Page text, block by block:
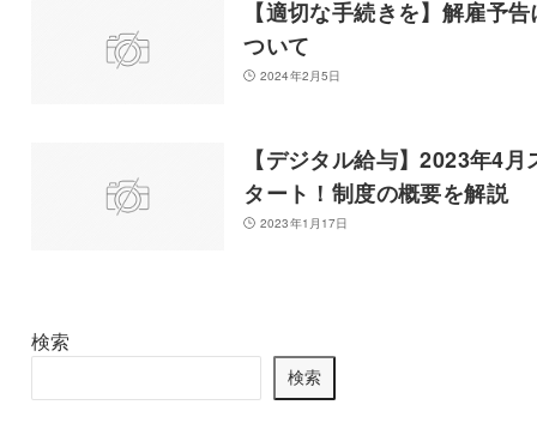
【適切な手続きを】解雇予告
ついて
2024年2月5日
【デジタル給与】2023年4月
タート！制度の概要を解説
2023年1月17日
検索
検索